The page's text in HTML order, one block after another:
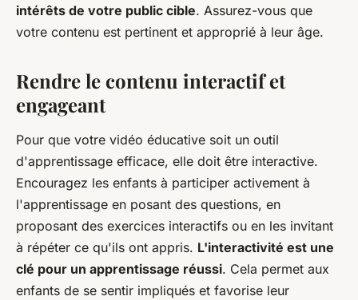
intérêts de votre public cible. Assurez-vous que
votre contenu est pertinent et approprié à leur âge.
Rendre le contenu interactif et
engageant
Pour que votre vidéo éducative soit un outil
d'apprentissage efficace, elle doit être interactive.
Encouragez les enfants à participer activement à
l'apprentissage en posant des questions, en
proposant des exercices interactifs ou en les invitant
à répéter ce qu'ils ont appris. L'interactivité est une
clé pour un apprentissage réussi. Cela permet aux
enfants de se sentir impliqués et favorise leur